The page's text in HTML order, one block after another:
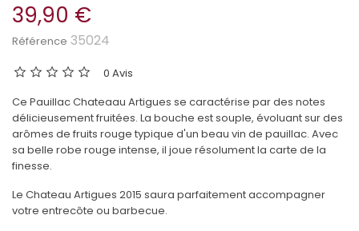
39,90 €
Référence 35024
0 Avis
Ce Pauillac Chateaau Artigues se caractérise par des notes
délicieusement fruitées. La bouche est souple, évoluant sur des
arômes de fruits rouge typique d'un beau vin de pauillac. Avec
sa belle robe rouge intense, il joue résolument la carte de la
finesse.
Le Chateau Artigues 2015 saura parfaitement accompagner
votre entrecôte ou barbecue.